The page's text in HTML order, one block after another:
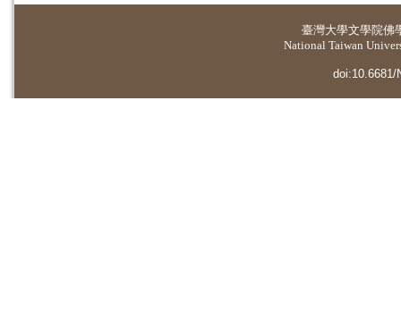
臺灣大學文學院佛
National Taiwan
doi:10.6681/